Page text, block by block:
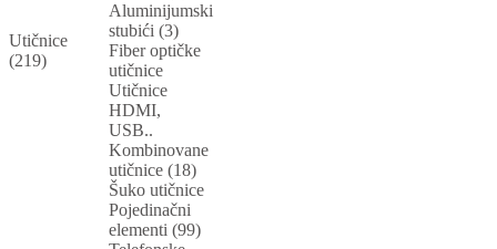
Utičnice
(219)
Aluminijumski
stubići (3)
Fiber optičke
utičnice
Utičnice
HDMI,
USB..
Kombinovane
utičnice (18)
Šuko utičnice
Pojedinačni
elementi (99)